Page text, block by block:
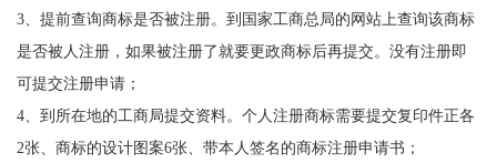
3、提前查询商标是否被注册。到国家工商总局的网站上查询该商标
是否被人注册，如果被注册了就要更政商标后再提交。没有注册即
可提交注册申请；
4、到所在地的工商局提交资料。个人注册商标需要提交复印件正各
2张、商标的设计图案6张、带本人签名的商标注册申请书；